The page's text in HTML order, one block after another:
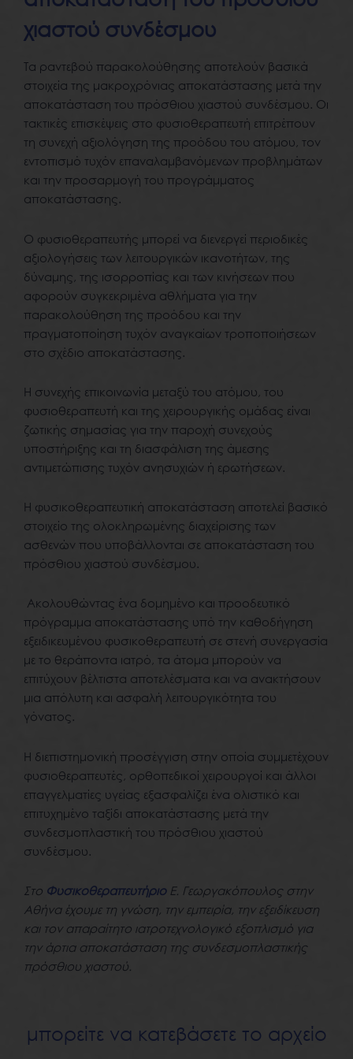
χιαστού συνδέσμου
Τα ραντεβού παρακολούθησης αποτελούν βασικά
στοιχεία της μακροχρόνιας αποκατάστασης μετά την
αποκατάσταση του πρόσθιου χιαστού συνδέσμου. Οι
τακτικές επισκέψεις στο φυσιοθεραπευτή επιτρέπουν
τη συνεχή αξιολόγηση της προόδου του ατόμου, τον
εντοπισμό τυχόν επαναλαμβανόμενων προβλημάτων
και την προσαρμογή του προγράμματος
αποκατάστασης.
Ο φυσιοθεραπευτής μπορεί να διενεργεί περιοδικές
αξιολογήσεις των λειτουργικών ικανοτήτων, της
δύναμης, της ισορροπίας και των κινήσεων που
αφορούν συγκεκριμένα αθλήματα για την
παρακολούθηση της προόδου και την
πραγματοποίηση τυχόν αναγκαίων τροποποιήσεων
στο σχέδιο αποκατάστασης.
Η συνεχής επικοινωνία μεταξύ του ατόμου, του
φυσιοθεραπευτή και της χειρουργικής ομάδας είναι
ζωτικής σημασίας για την παροχή συνεχούς
υποστήριξης και τη διασφάλιση της άμεσης
αντιμετώπισης τυχόν ανησυχιών ή ερωτήσεων.
Η φυσικοθεραπευτική αποκατάσταση αποτελεί βασικό
στοιχείο της ολοκληρωμένης διαχείρισης των
ασθενών που υποβάλλονται σε αποκατάσταση του
πρόσθιου χιαστού συνδέσμου.
Ακολουθώντας ένα δομημένο και προοδευτικό
πρόγραμμα αποκατάστασης υπό την καθοδήγηση
εξειδικευμένου φυσικοθεραπευτή σε στενή συνεργασία
με το θεράποντα ιατρό, τα άτομα μπορούν να
επιτύχουν βέλτιστα αποτελέσματα και να ανακτήσουν
μια απόλυτη και ασφαλή λειτουργικότητα του
γόνατος.
Η διεπιστημονική προσέγγιση στην οποία συμμετέχουν
φυσιοθεραπευτές, ορθοπεδικοί χειρουργοί και άλλοι
επαγγελματίες υγείας εξασφαλίζει ένα ολιστικό και
επιτυχημένο ταξίδι αποκατάστασης μετά την
συνδεσμοπλαστική του πρόσθιου χιαστού
συνδέσμου.
Στο Φυσικοθεραπευτήριο Ε. Γεωργακόπουλος στην
Αθήνα έχουμε τη γνώση, την εμπειρία, την εξειδίκευση
και τον απαραίτητο ιατροτεχνολογικό εξοπλισμό για
την άρτια αποκατάσταση της συνδεσμοπλαστικής
πρόσθιου χιαστού.
μπορείτε να κατεβάσετε το αρχείο